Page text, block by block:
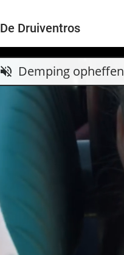
De Druiventros
volume_off Demping opheffen